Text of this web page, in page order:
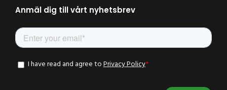
Anmäl dig till vårt nyhetsbrev